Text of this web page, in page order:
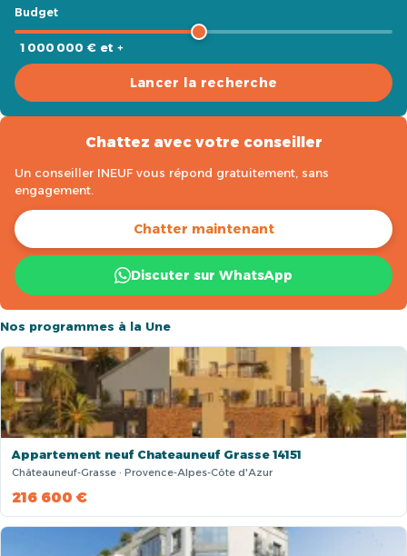
Budget
1 000 000 € et +
Lancer la recherche
Chattez avec votre conseiller
Un conseiller INEUF vous répond gratuitement, sans
engagement.
Chatter maintenant
Discuter sur WhatsApp
Nos programmes à la Une
Appartement neuf Chateauneuf Grasse 14151
Châteauneuf-Grasse · Provence-Alpes-Côte d'Azur
216 600 €